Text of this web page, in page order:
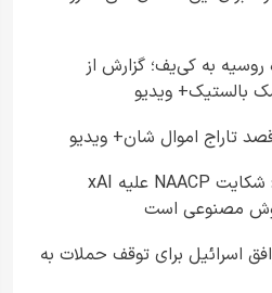
به کی‌یف؛ گزارش از
تاراج اموال شان+ ویدیو
وزارت دادگستری آمریکا: شکایت NAACP علیه xAI
مصنوعی است
اسرائیل برای توقف حملات به